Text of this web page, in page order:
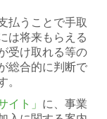
払うことで手取
は将来もらえる
受け取れる等の
総合的に判断で
。
イト」 に、事業